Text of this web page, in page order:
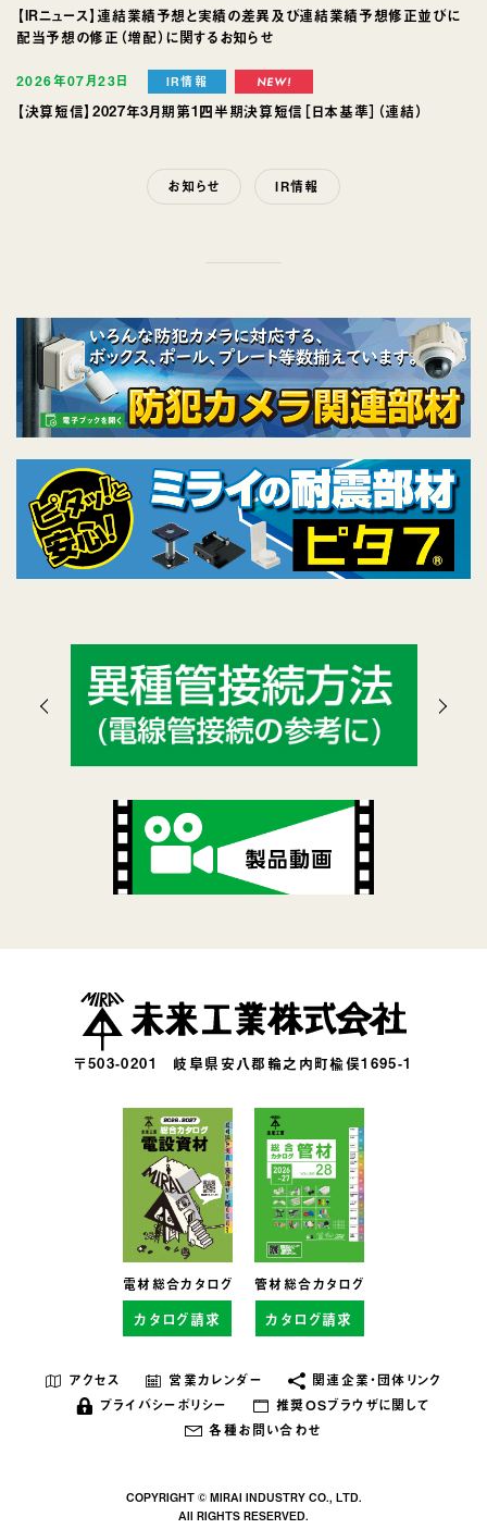
【IRニュース】連結業績予想と実績の差異及び連結業績予想修正並びに
配当予想の修正（増配）に関するお知らせ
2026年07月23日 IR情報
【決算短信】2027年3月期第1四半期決算短信［日本基準］（連結）
お知らせ IR情報
〒503-0201 岐阜県安八郡輪之内町楡俣1695-1
電材総合カタログ
カタログ請求
管材総合カタログ
カタログ請求
アクセス 営業カレンダー
関連企業・団体リンク
プライバシーポリシー
推奨OSブラウザに関して
各種お問い合わせ
COPYRIGHT © MIRAI INDUSTRY CO., LTD.
All RIGHTS RESERVED.